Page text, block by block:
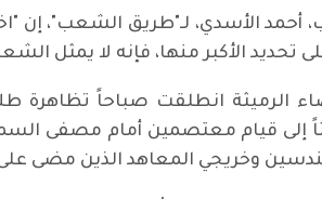
أحمد الأسدي، لـ"طريق الشعب"، إن
تحديد الأكبر منها، فإنه لا يمثل
الرميثة انطلقت صباحاً تظاهرة
إلى قيام معتصمين أمام مصفى
وخريجي المعاهد الذين مضى